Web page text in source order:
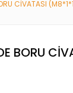
CİVATASI
BORU